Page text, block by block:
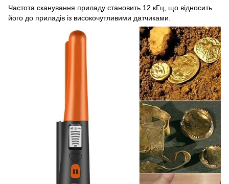
Частота сканування приладу становить 12 кГц, що відносить
його до приладів із високочутливими датчиками.